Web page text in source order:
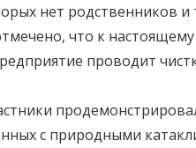
нет родственников и
что к
проводит
с природными